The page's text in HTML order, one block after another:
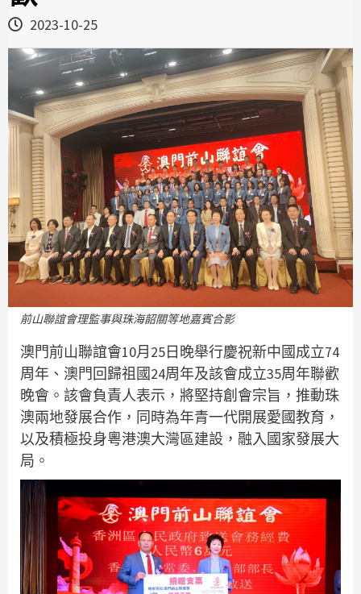
2023-10-25
前山聯誼會理監事與珠海韶關等地嘉賓合影
澳門前山聯誼會10月25日晚舉行慶祝新中國成立74
周年、澳門回歸祖國24周年及該會成立35周年聯歡
晚會。該會負責人表示，將堅持創會宗旨，推動珠
澳兩地發展合作，同時為年青一代開展愛國教育，
以及積極投身粵港澳大灣區建設，融入國家發展大
局。